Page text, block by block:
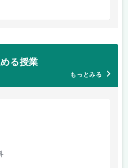
る授業
もっとみる